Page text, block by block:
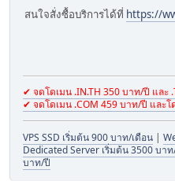
สนใจสั่งซื้อบริการได้ที่ https://
✔ จดโดเมน .IN.TH 350 บาท/ปี และ
✔ จดโดเมน .COM 459 บาท/ปี และโ
VPS SSD เริ่มต้น 900 บาท/เดือน |
Dedicated Server เริ่มต้น 3500 บา
บาท/ปี